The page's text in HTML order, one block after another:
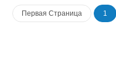
во время Процесс охлаждения,
который предоставляет клиентам
Первая Страница 1